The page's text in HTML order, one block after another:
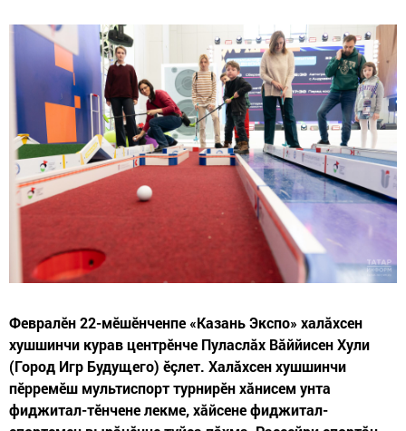
Февралӗн 22-мӗшӗнченпе «Казань Экспо» халăхсен
хушшинчи курав центрӗнче Пуласлăх Вăййисен Хули
(Город Игр Будущего) ӗçлет. Халăхсен хушшинчи
пӗрремӗш мультиспорт турнирӗн хăнисем унта
фиджитал-тӗнчене лекме, хăйсене фиджитал-